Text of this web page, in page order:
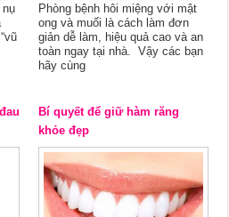
nụ
Phòng bệnh hôi miệng với mật
ong và muối là cách làm đơn
giản dễ làm, hiệu quả cao và an
toàn ngay tại nhà. Vậy các bạn
hãy cùng
Bí quyết để giữ hàm răng
khỏe đẹp